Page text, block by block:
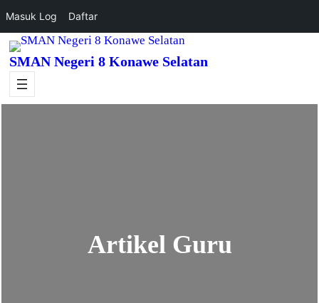
Masuk Log Daftar
Lewati
ke
konten
SMAN Negeri 8 Konawe Selatan
Artikel Guru